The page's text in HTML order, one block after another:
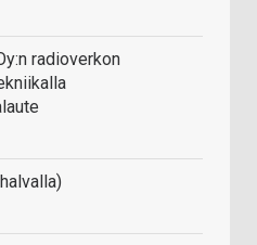
radioverkon